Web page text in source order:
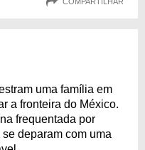
uma família em
a fronteira do México.
frequentada por
deparam com uma